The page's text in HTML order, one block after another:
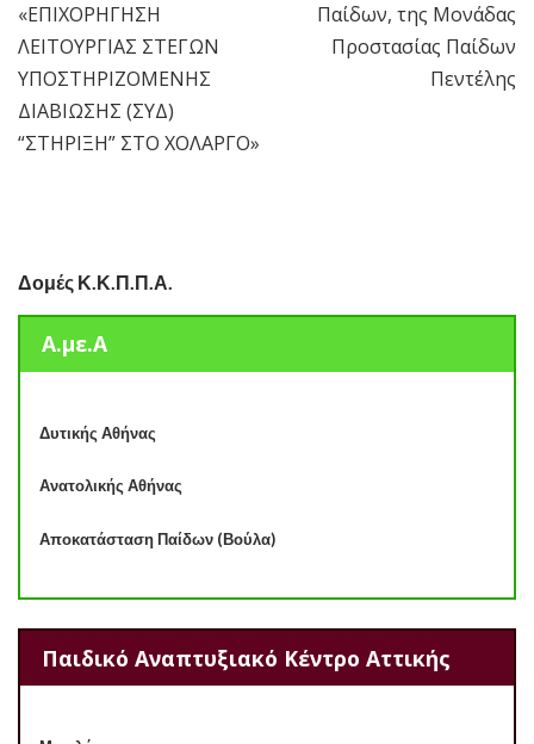
«ΕΠΙΧΟΡΗΓΗΣΗ
ΛΕΙΤΟΥΡΓΙΑΣ ΣΤΕΓΩΝ
ΥΠΟΣΤΗΡΙΖΟΜΕΝΗΣ
ΔΙΑΒΙΩΣΗΣ (ΣΥΔ)
“ΣΤΗΡΙΞΗ” ΣΤΟ ΧΟΛΑΡΓΟ»
Παίδων, της Μονάδας
Προστασίας Παίδων
Πεντέλης
Δομές Κ.Κ.Π.Π.Α.
Α.με.Α
Δυτικής Αθήνας
Ανατολικής Αθήνας
Αποκατάσταση Παίδων (Βούλα)
Παιδικό Αναπτυξιακό Κέντρο Αττικής